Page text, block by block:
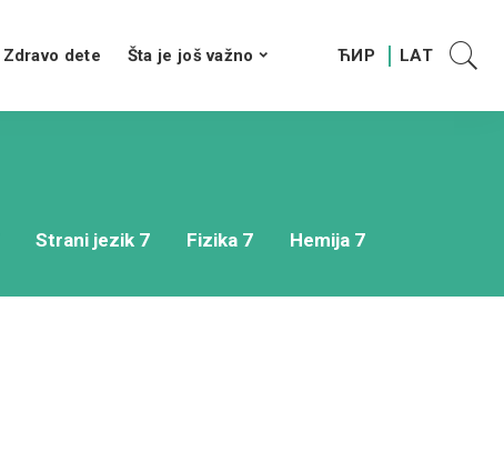
Zdravo dete Šta je još važno
Strani jezik 7 Fizika 7 Hemija 7